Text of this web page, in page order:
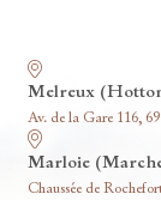
Melreux
Av. de la Gare 116,
Marloie
Chaussée de